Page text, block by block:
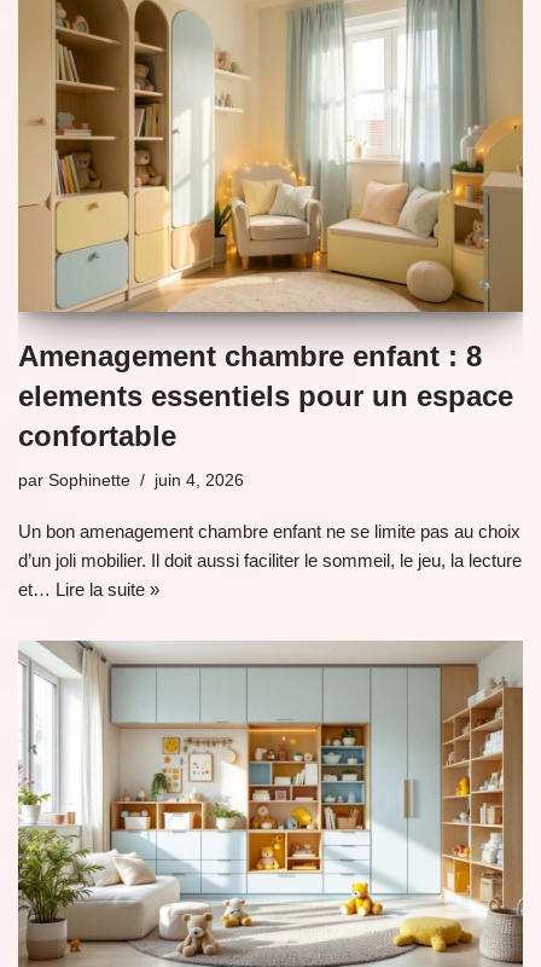
Amenagement chambre enfant : 8
elements essentiels pour un espace
confortable
par Sophinette juin 4, 2026
Un bon amenagement chambre enfant ne se limite pas au choix
d’un joli mobilier. Il doit aussi faciliter le sommeil, le jeu, la lecture
et… Lire la suite »